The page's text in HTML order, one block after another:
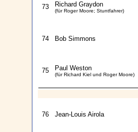
73 Richard Graydon
(für Roger Moore; Stuntfahrer)
74 Bob Simmons
75 Paul Weston
(für Richard Kiel und Roger Moore)
76 Jean-Louis Airola